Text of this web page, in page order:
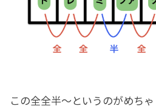
この全全半～というのがめち